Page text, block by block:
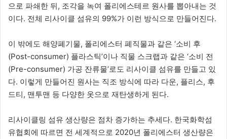
으로 파쇄한 뒤, 조각을 녹여 폴리에스테르 원사를 뽑아내는 것
이다. 전체 리사이클 섬유의 99%가 이런 방식으로 만들어진다.
이 밖에도 해양폐기물, 폴리에스터 폐직물과 같은 ‘소비 후
(Post-consumer) 플라스틱’이나 직물 스크랩과 같은 ‘소비 전
(Pre-consumer) 가공 잔류물’로도 리사이클 섬유를 만들고 있
다. 이렇게 만들어진 원사는 직조 방식에 따라 다운, 플리스, 후
드티, 맨투맨 등 다양한 옷으로 재탄생하게 된다.
리사이클링 섬유 생산량은 점차 증가하는 추세다. 한국화학섬
유협회에 따르면 전 세계적으로 2020년 폴리에스터 생산량은